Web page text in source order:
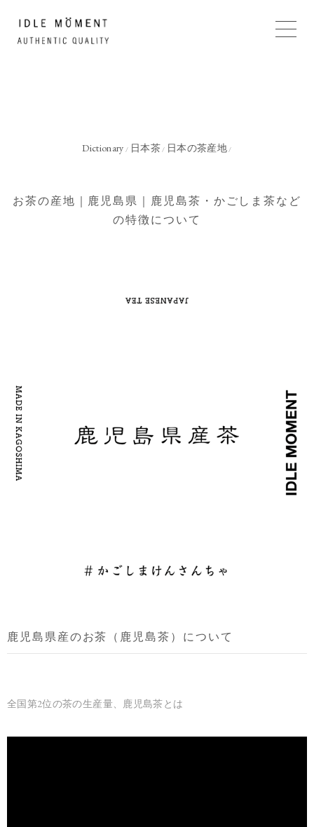
Dictionary / 日本茶 / 日本の茶産地 /
お茶の産地｜鹿児島県｜鹿児島茶・かごしま茶など
の特徴について
鹿児島県産のお茶（鹿児島茶）について
全国第2位の茶の生産量、鹿児島茶とは